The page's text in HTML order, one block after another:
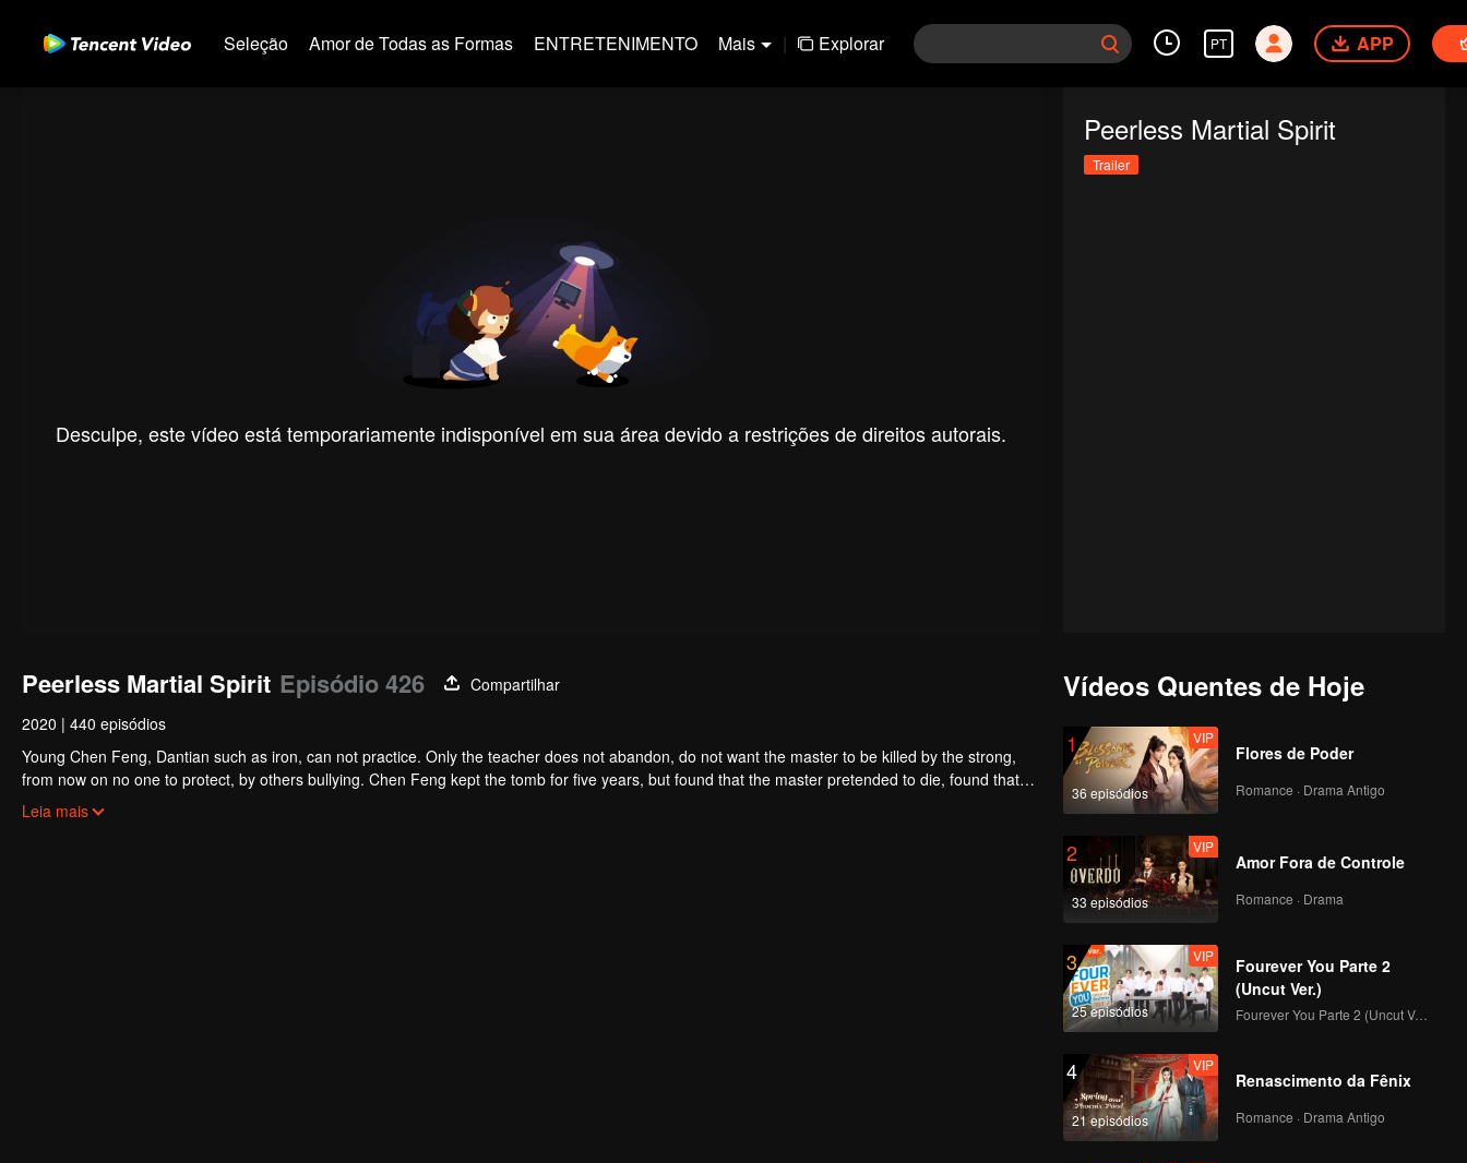
Seleção Amor de Todas as Formas ENTRETENIMENTO Mais | Explorar PT APP
Desculpe, este vídeo está temporariamente indisponível em sua área devido a restrições de direitos autorais.
Peerless Martial Spirit
Trailer
Peerless Martial Spirit Episódio 426
Compartilhar
2020 | 440 episódios
Young Chen Feng, Dantian such as iron, can not practice. Only the teacher does not abandon, do not want the master to be killed by the strong,
from now on no one to protect, by others bullying. Chen Feng kept the tomb for five years, but found that the master pretended to die, found that
the master left the supreme dragon blood, mysterious ancient tripod. From then on, Chen Feng rose up against the sky, set foot on the road to find
Leia mais
Vídeos Quentes de Hoje
1
36 episódios
VIP
Flores de Poder
Romance · Drama Antigo
2
33 episódios
VIP
Amor Fora de Controle
Romance · Drama
3
25 episódios
VIP
Fourever You Parte 2
(Uncut Ver.)
Fourever You Parte 2 (Uncut Ver.)
4
21 episódios
VIP
Renascimento da Fênix
Romance · Drama Antigo